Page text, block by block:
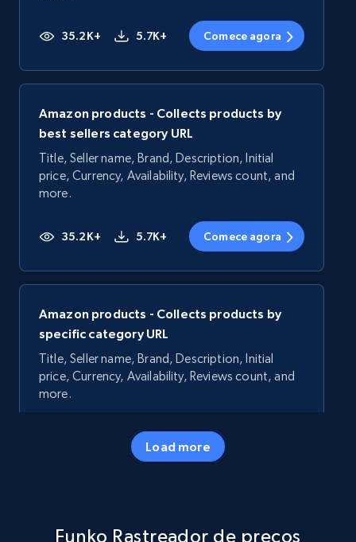
35.2K+ 5.7K+ Comece agora
Amazon products - Collects products by
best sellers category URL
Title, Seller name, Brand, Description, Initial
price, Currency, Availability, Reviews count, and
more.
35.2K+ 5.7K+ Comece agora
Amazon products - Collects products by
specific category URL
Title, Seller name, Brand, Description, Initial
price, Currency, Availability, Reviews count, and
more.
5.7K+ Comece agora
specific keywords
Load more
Funko Rastreador de preços